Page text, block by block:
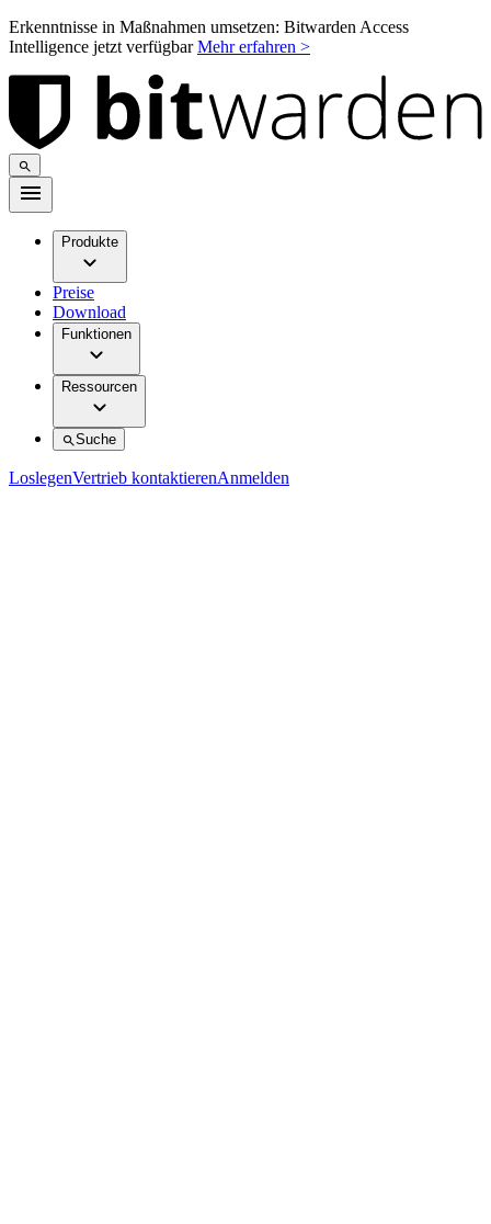
Erkenntnisse in Maßnahmen umsetzen: Bitwarden Access
Intelligence jetzt verfügbarMehr erfahren >
Produkte
Preise
Download
Funktionen
Ressourcen
Suche
LoslegenVertrieb kontaktierenAnmelden